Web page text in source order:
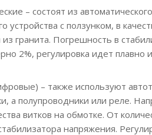
– состоят из
устройства с ползунком, в
гранита. Погрешность в
2%, регулировка идет плавно
– также используют
а полупроводники или реле.
витков на обмотке. От
напряжения.